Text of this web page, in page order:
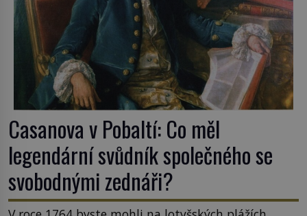
Casanova v Pobaltí: Co měl
legendární svůdník společného se
svobodnými zednáři?